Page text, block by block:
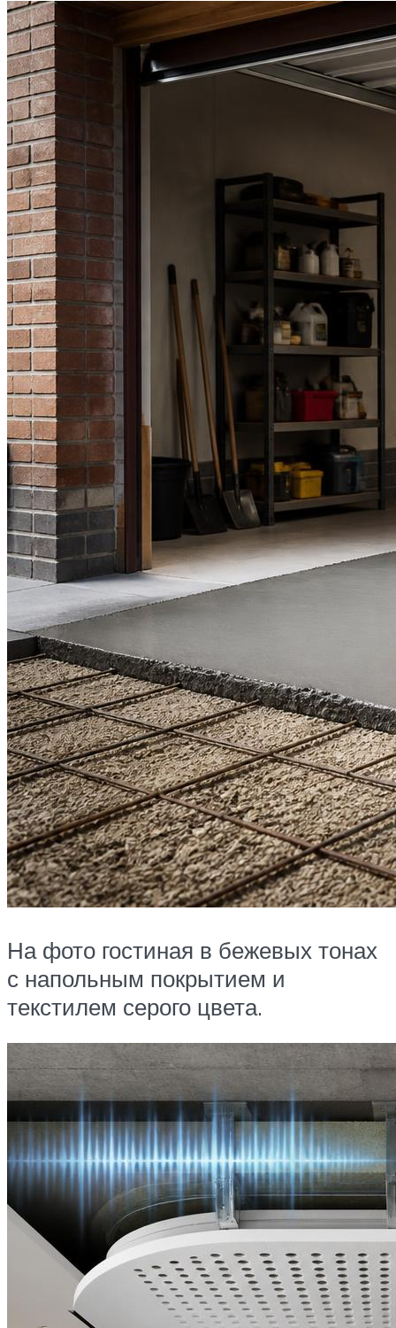
На фото гостиная в бежевых тонах
с напольным покрытием и
текстилем серого цвета.